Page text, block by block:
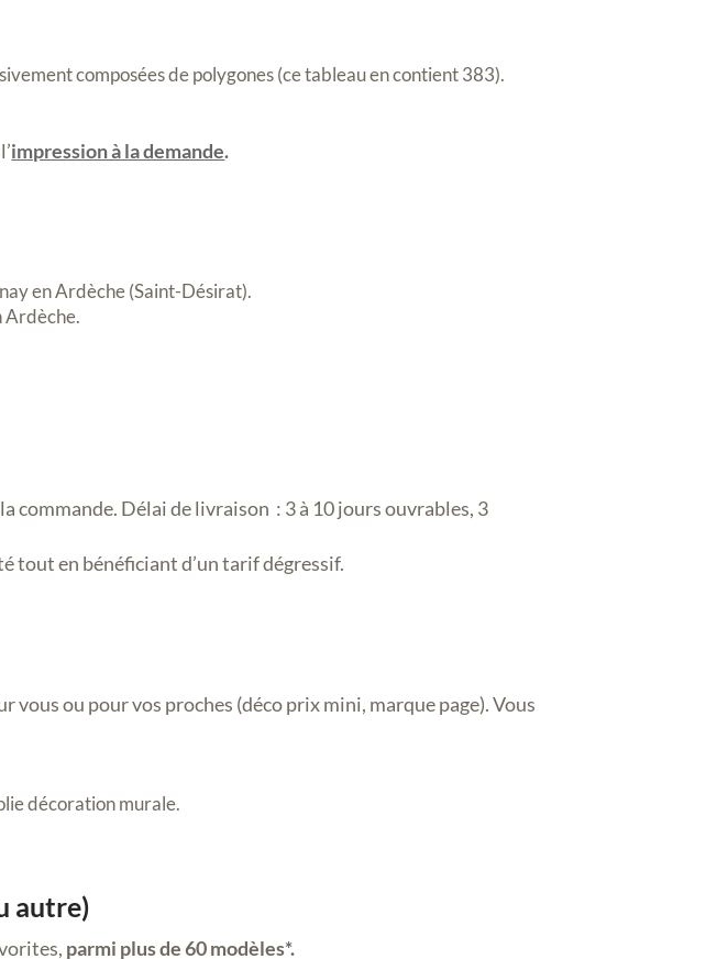
composées de polygones (ce tableau en contient 383).
impression à la demande.
en Ardèche (Saint-Désirat).
Ardèche.
commande. Délai de livraison : 3 à 10 jours ouvrables, 3
en bénéficiant d’un tarif dégressif.
ou pour vos proches (déco prix mini, marque page). Vous
décoration murale.
autre)
parmi plus de 60 modèles*.